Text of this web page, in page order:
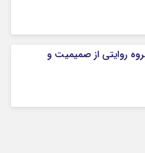
روایتی از صمیمیت و